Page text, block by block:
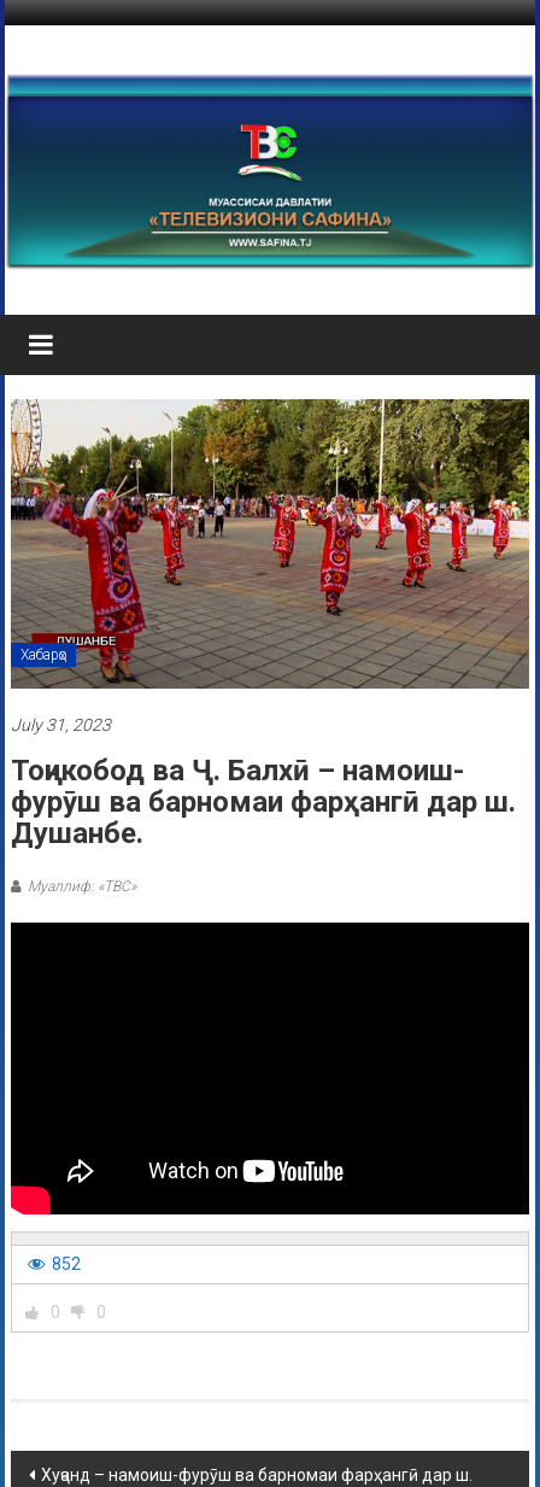
Хабарҳо
July 31, 2023
Тоҷикобод ва Ҷ. Балхӣ – намоиш-
фурӯш ва барномаи фарҳангӣ дар ш.
Душанбе.
Муаллиф: «ТВС»
852
0 0
Хуҷанд – намоиш-фурӯш ва барномаи фарҳангӣ дар ш.